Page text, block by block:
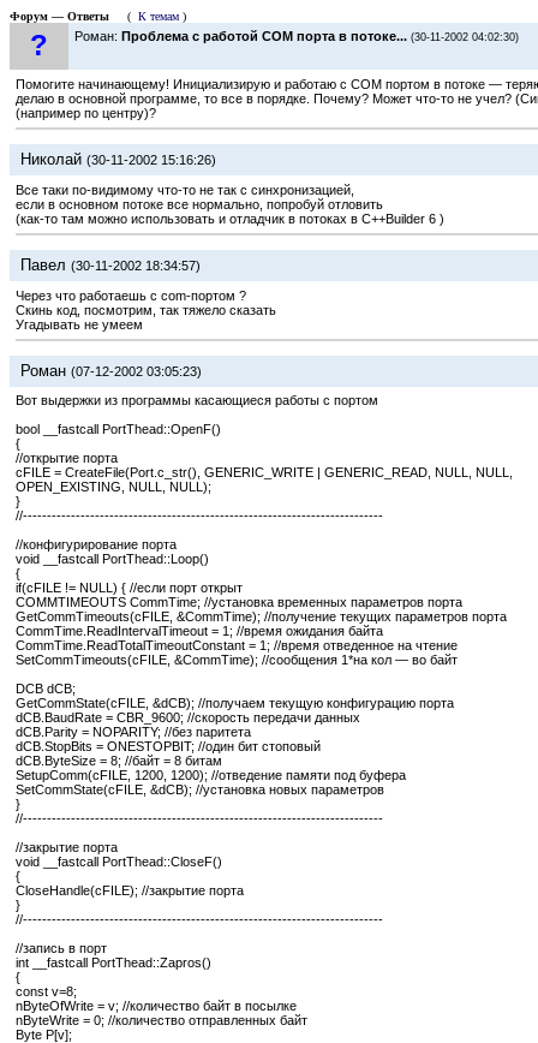
Форум — Ответы ( К темам )
? Роман: Проблема с работой COM порта в потоке... (30-11-2002 04:02:30)
Помогите начинающему! Инициализирую и работаю с COM портом в потоке —
делаю в основной программе, то все в порядке. Почему? Может что-то не учел?
(например по центру)?
Николай (30-11-2002 15:16:26)
Все таки по-видимому что-то не так с синхронизацией,
если в основном потоке все нормально, попробуй отловить
(как-то там можно использовать и отладчик в потоках в C++Builder 6 )
Павел (30-11-2002 18:34:57)
Через что работаешь с com-портом ?
Скинь код, посмотрим, так тяжело сказать
Угадывать не умеем
Роман (07-12-2002 03:05:23)
Вот выдержки из программы касающиеся работы с портом
bool __fastcall PortThead::OpenF()
{
//открытие порта
cFILE = CreateFile(Port.c_str(), GENERIC_WRITE | GENERIC_READ, NULL, NULL,
OPEN_EXISTING, NULL, NULL);
}
//---------------------------------------------------------------------------
//конфигурирование порта
void __fastcall PortThead::Loop()
{
if(cFILE != NULL) { //если порт открыт
COMMTIMEOUTS CommTime; //установка временных параметров порта
GetCommTimeouts(cFILE, &CommTime); //получение текущих параметров порта
CommTime.ReadIntervalTimeout = 1; //время ожидания байта
CommTime.ReadTotalTimeoutConstant = 1; //время отведенное на чтение
SetCommTimeouts(cFILE, &CommTime); //сообщения 1*на кол — во байт
DCB dCB;
GetCommState(cFILE, &dCB); //получаем текущую конфигурацию порта
dCB.BaudRate = CBR_9600; //скорость передачи данных
dCB.Parity = NOPARITY; //без паритета
dCB.StopBits = ONESTOPBIT; //один бит стоповый
dCB.ByteSize = 8; //байт = 8 битам
SetupComm(cFILE, 1200, 1200); //отведение памяти под буфера
SetCommState(cFILE, &dCB); //установка новых параметров
}
//---------------------------------------------------------------------------
//закрытие порта
void __fastcall PortThead::CloseF()
{
CloseHandle(cFILE); //закрытие порта
}
//---------------------------------------------------------------------------
//запись в порт
int __fastcall PortThead::Zapros()
{
const v=8;
nByteOfWrite = v; //количество байт в посылке
nByteWrite = 0; //количество отправленных байт
Byte P[v];